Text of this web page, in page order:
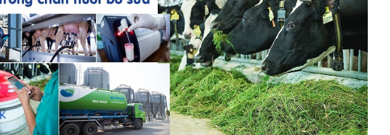
Công an
tìm bị hại
án sản xuất,